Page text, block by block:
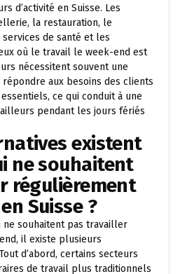
d’activité en Suisse. Les
la restauration, le
de santé et les
où le travail le week-end est
nécessitent souvent une
aux besoins des clients
ce qui conduit à une
pendant les jours fériés
existent
ne souhaitent
régulièrement
Suisse ?
ne souhaitent pas travailler
il existe plusieurs
d’abord, certains secteurs
de travail plus traditionnels